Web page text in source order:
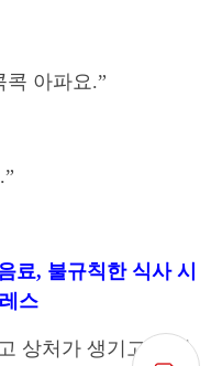
콕 아파요.”
.”
료, 불규칙한 식사 시
스
상처가 생기고 불편